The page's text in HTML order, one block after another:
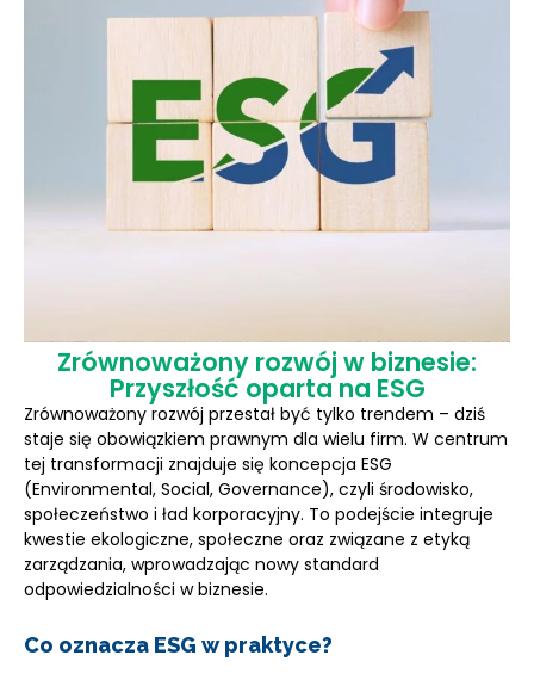
Zrównoważony rozwój w biznesie:
Przyszłość oparta na ESG
Zrównoważony rozwój przestał być tylko trendem – dziś
staje się obowiązkiem prawnym dla wielu firm. W centrum
tej transformacji znajduje się koncepcja ESG
(Environmental, Social, Governance), czyli środowisko,
społeczeństwo i ład korporacyjny. To podejście integruje
kwestie ekologiczne, społeczne oraz związane z etyką
zarządzania, wprowadzając nowy standard
odpowiedzialności w biznesie.
Co oznacza ESG w praktyce?